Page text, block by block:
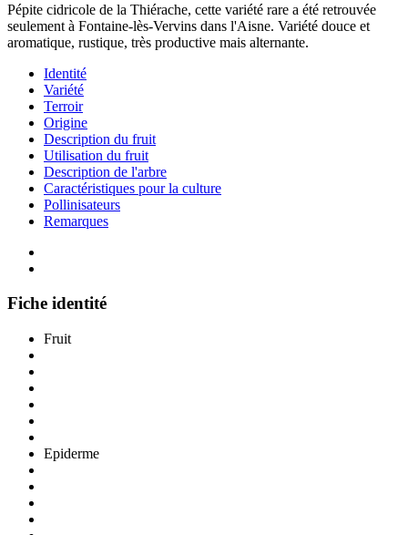
Pépite cidricole de la Thiérache, cette variété rare a été retrouvée
seulement à Fontaine-lès-Vervins dans l'Aisne. Variété douce et
aromatique, rustique, très productive mais alternante.
Identité
Variété
Terroir
Origine
Description du fruit
Utilisation du fruit
Description de l'arbre
Caractéristiques pour la culture
Pollinisateurs
Remarques
Fiche identité
Fruit
Epiderme